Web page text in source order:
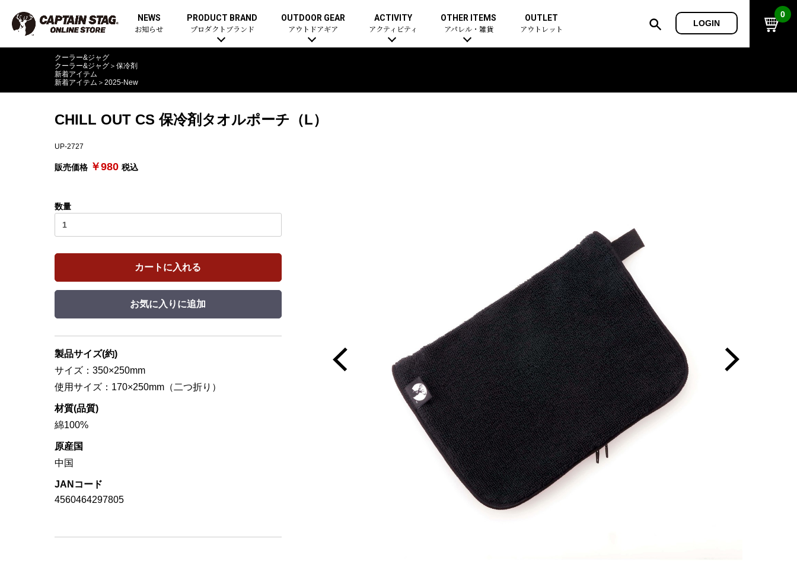
NEWS
お知らせ
PRODUCT BRAND
プロダクトブランド
OUTDOOR GEAR
アウトドアギア
ACTIVITY
アクティビティ
OTHER ITEMS
アパレル・雑貨
OUTLET
アウトレット
LOGIN
0
クーラー&ジャグ
クーラー&ジャグ ＞ 保冷剤
新着アイテム
新着アイテム ＞ 2025-New
CHILL OUT CS 保冷剤タオルポーチ（L）
UP-2727
販売価格 ￥980 税込
数量
カートに入れる
お気に入りに追加
製品サイズ(約)
サイズ：350×250mm
使用サイズ：170×250mm（二つ折り）
材質(品質)
綿100%
原産国
中国
JANコード
4560464297805